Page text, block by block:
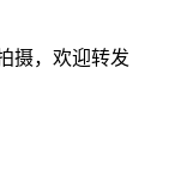
摄，欢迎转发